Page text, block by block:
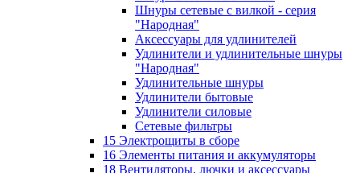
Шнуры сетевые с вилкой - серия
"Народная"
Аксессуары для удлинителей
Удлинители и удлинительные шнуры
"Народная"
Удлинительные шнуры
Удлинители бытовые
Удлинители силовые
Сетевые фильтры
15 Электрощиты в сборе
16 Элементы питания и аккумуляторы
18 Вентиляторы, лючки и аксессуары